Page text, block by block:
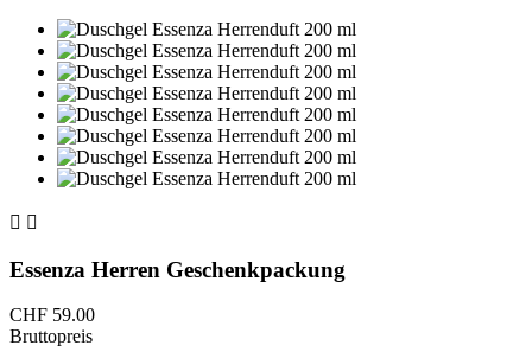
 
Essenza Herren Geschenkpackung
CHF 59.00
Bruttopreis